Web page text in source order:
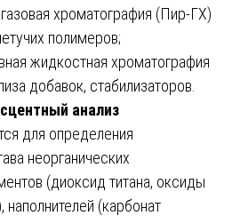
газовая хроматография (Пир-ГХ)
полимеров;
жидкостная хроматография
добавок, стабилизаторов.
анализ
для определения
неорганических
(диоксид титана, оксиды
(карбонат